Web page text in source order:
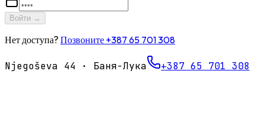
Войти →
Нет доступа? Позвоните +387 65 701 308
Njegoševa 44 · Баня-Лука +387 65 701 308